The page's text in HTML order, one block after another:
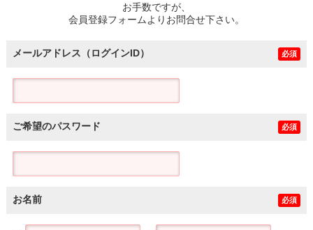
お手数ですが、
会員登録フォームよりお問合せ下さい。
メールアドレス（ログインID） 必須
ご希望のパスワード 必須
お名前 必須